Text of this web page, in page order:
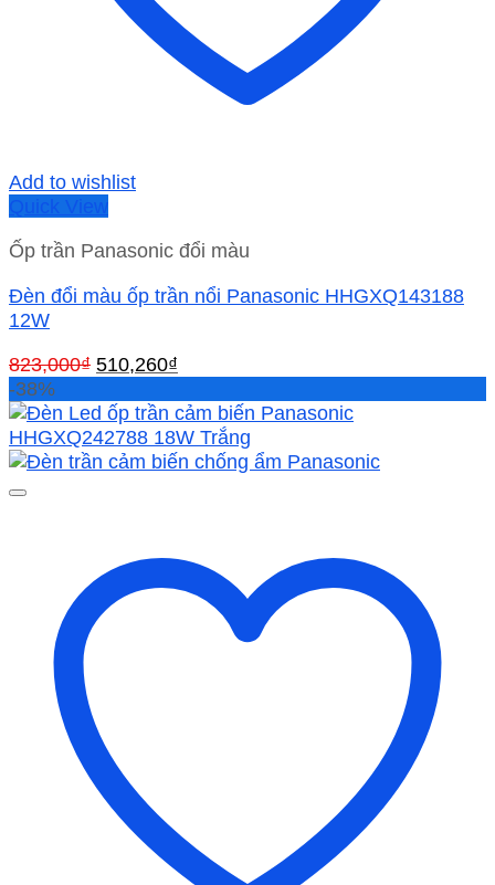
Add to wishlist
Quick View
Ốp trần Panasonic đổi màu
Đèn đổi màu ốp trần nổi Panasonic HHGXQ143188
12W
823,000₫ Giá
là:
823,000₫.
510,260₫
tại
là:
510,260₫.
-38%